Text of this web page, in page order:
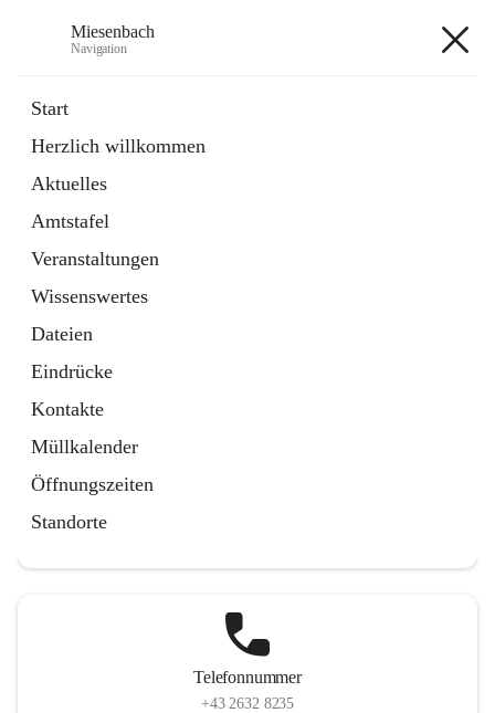
Miesenbach
Navigation
Start
Herzlich willkommen
Aktuelles
Amtstafel
Veranstaltungen
Wissenswertes
Dateien
Eindrücke
Kontakte
Müllkalender
Öffnungszeiten
Standorte
Externe Webseite
in
Tab
Region Schneebergland
Externe Webseite
öffnet
in
neuem
Tab
Telefonnummer
+43 2632 8235